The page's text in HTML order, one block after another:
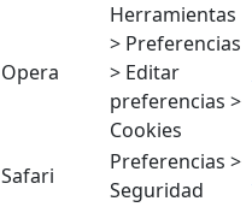
Opera
Herramientas
> Preferencias
> Editar
preferencias >
Cookies
Safari
Preferencias >
Seguridad